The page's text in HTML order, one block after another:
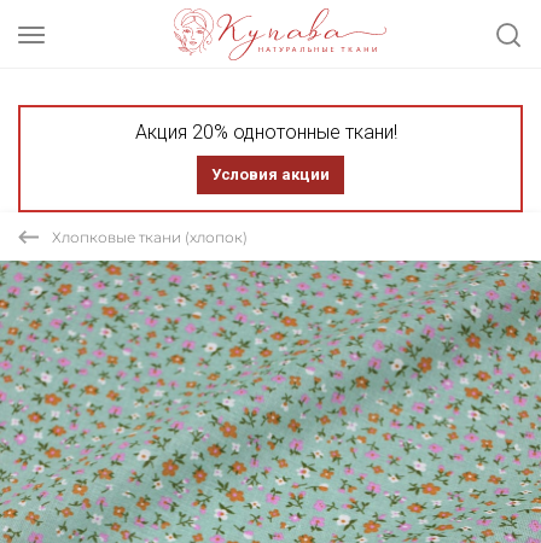
Акция 20% однотонные ткани!
Условия акции
Хлопковые ткани (хлопок)